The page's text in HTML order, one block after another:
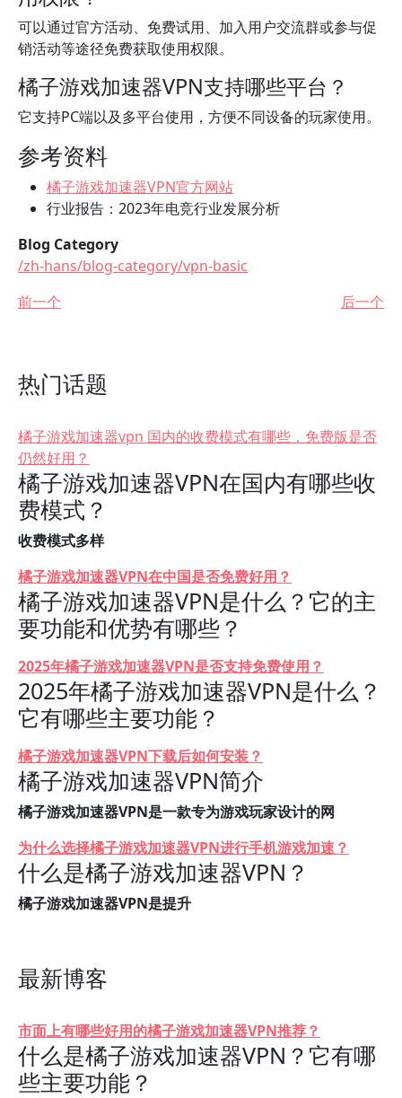
可以通过官方活动、免费试用、加入用户交流群或参与促
销活动等途径免费获取使用权限。
橘子游戏加速器VPN支持哪些平台？
它支持PC端以及多平台使用，方便不同设备的玩家使用。
参考资料
橘子游戏加速器VPN官方网站
行业报告：2023年电竞行业发展分析
Blog Category
/zh-hans/blog-category/vpn-basic
前一个
后一个
热门话题
橘子游戏加速器vpn 国内的收费模式有哪些，免费版是否
仍然好用？
橘子游戏加速器VPN在国内有哪些收
费模式？
收费模式多样
橘子游戏加速器VPN在中国是否免费好用？
橘子游戏加速器VPN是什么？它的主
要功能和优势有哪些？
2025年橘子游戏加速器VPN是否支持免费使用？
2025年橘子游戏加速器VPN是什么？
它有哪些主要功能？
橘子游戏加速器VPN下载后如何安装？
橘子游戏加速器VPN简介
橘子游戏加速器VPN是一款专为游戏玩家设计的网
为什么选择橘子游戏加速器VPN进行手机游戏加速？
什么是橘子游戏加速器VPN？
橘子游戏加速器VPN是提升
最新博客
市面上有哪些好用的橘子游戏加速器VPN推荐？
什么是橘子游戏加速器VPN？它有哪
些主要功能？